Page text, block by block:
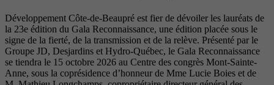
Développement Côte-de-Beaupré est fier de dévoiler les lauréats de
la 23e édition du Gala Reconnaissance, une édition placée sous le
signe de la fierté, de la transmission et de la relève. Présenté par le
Groupe JD, Desjardins et Hydro-Québec, le Gala Reconnaissance
se tiendra le 15 octobre 2026 au Centre des congrès Mont-Sainte-
Anne, sous la coprésidence d’honneur de Mme Lucie Boies et de